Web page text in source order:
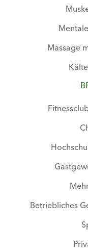
Massage
Betriebliches